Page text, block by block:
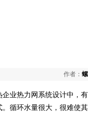
作者：
企业热力网系统设计中，
。循环水量很大，很难使